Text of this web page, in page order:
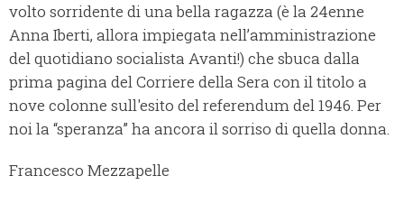
volto sorridente di una bella ragazza (è la 24enne
Anna Iberti, allora impiegata nell’amministrazione
del quotidiano socialista Avanti!) che sbuca dalla
prima pagina del Corriere della Sera con il titolo a
nove colonne sull'esito del referendum del 1946. Per
noi la “speranza” ha ancora il sorriso di quella donna.
Francesco Mezzapelle